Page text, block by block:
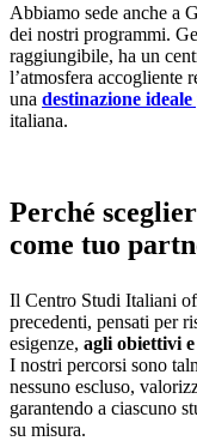
Abbiamo sede anche a
dei nostri programmi.
raggiungibile, ha un
l’atmosfera accogliente
una destinazione
italiana.
Perché
come tuo
Il Centro Studi Italiani
precedenti, pensati per
esigenze, agli obiettivi
I nostri percorsi sono
nessuno escluso,
garantendo a ciascuno
su misura.